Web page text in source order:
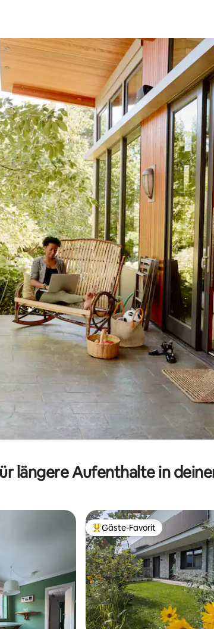
oben und unten oder erkunde die Ergebnisse
längere Aufenthalte in
Beliebter Gäste-Favorit.
Gäste-Favorit